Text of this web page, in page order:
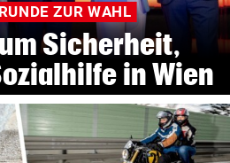
ZUR WAHL
Sicherheit,
in Wien